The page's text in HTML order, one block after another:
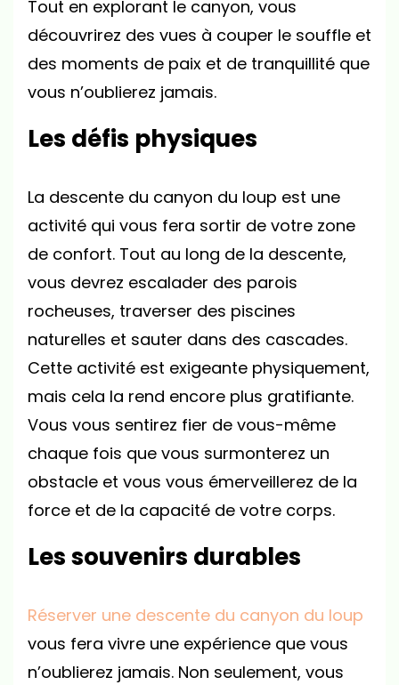
Tout en explorant le canyon, vous
découvrirez des vues à couper le souffle et
des moments de paix et de tranquillité que
vous n’oublierez jamais.
Les défis physiques
La descente du canyon du loup est une
activité qui vous fera sortir de votre zone
de confort. Tout au long de la descente,
vous devrez escalader des parois
rocheuses, traverser des piscines
naturelles et sauter dans des cascades.
Cette activité est exigeante physiquement,
mais cela la rend encore plus gratifiante.
Vous vous sentirez fier de vous-même
chaque fois que vous surmonterez un
obstacle et vous vous émerveillerez de la
force et de la capacité de votre corps.
Les souvenirs durables
Réserver une descente du canyon du loup
vous fera vivre une expérience que vous
n’oublierez jamais. Non seulement, vous